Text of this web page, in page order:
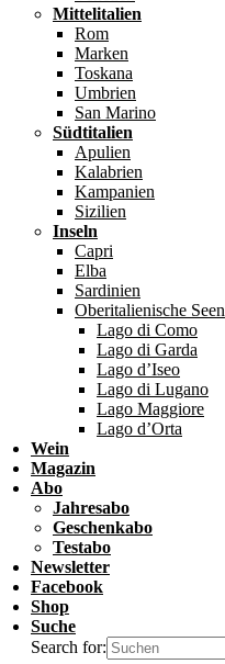
Mittelitalien
Rom
Marken
Toskana
Umbrien
San Marino
Südtitalien
Apulien
Kalabrien
Kampanien
Sizilien
Inseln
Capri
Elba
Sardinien
Oberitalienische Seen
Lago di Como
Lago di Garda
Lago d’Iseo
Lago di Lugano
Lago Maggiore
Lago d’Orta
Wein
Magazin
Abo
Jahresabo
Geschenkabo
Testabo
Newsletter
Facebook
Shop
Suche
Search for: